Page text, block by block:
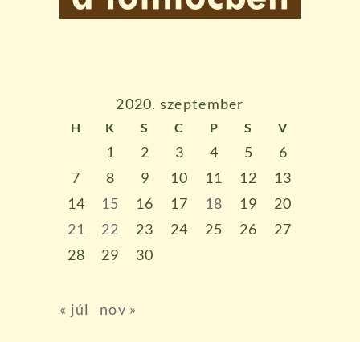
2020. szeptember
H K S C P S V
1 2 3 4 5
6
7
8 9 10 11 12
13
14
15 16 17 18 19
20
21
22 23 24 25 26
27
28
29 30
« júl nov »